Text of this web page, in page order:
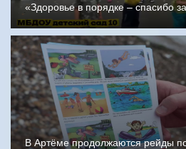
«Здоровье в порядке – спасибо
В Артёме продолжаются рейды